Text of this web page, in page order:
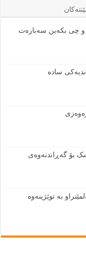
و چی بکەین سەبارەت
سادە
بۆ گەڕاندنەوەی
بە توێژینەوە